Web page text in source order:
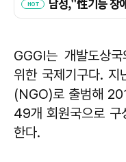
GGGI는 개발도상
위한 국제기구다.
(NGO)로 출범해
49개 회원국으로 구
한다.